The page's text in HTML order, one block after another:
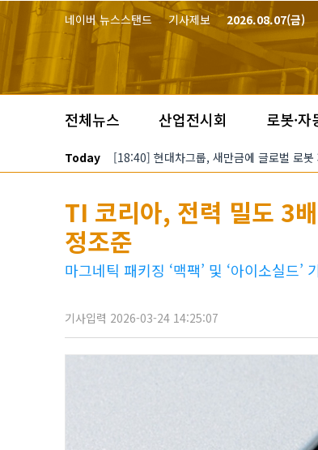
본문 바로가기
네이버 뉴스스탠드 기사제보 2026.08.07(금)
전체뉴스 산업전시회 로봇·자
Today [18:40] 현대차그룹, 새만금에 글로벌 로봇
TI 코리아, 전력 밀도 3
정조준
마그네틱 패키징 ‘맥팩’ 및 ‘아이소실드’
기사입력 2026-03-24 14:25:07